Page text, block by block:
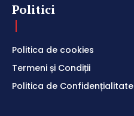
Politici
Politica de cookies
Termeni și Condiții
Politica de Confidențialitate